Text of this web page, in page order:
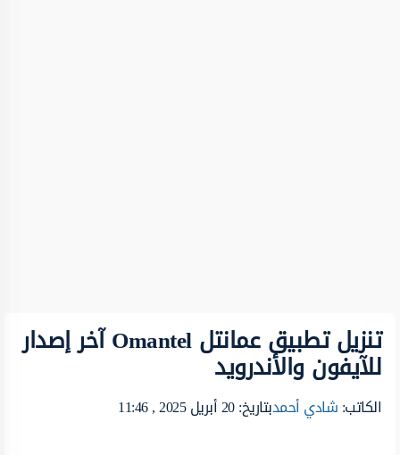
تنزيل تطبيق عمانتل Omantel آخر إصدار
للآيفون والأندرويد
الكاتب:شادي أحمدبتاريخ: 20 أبريل 2025 , 11:46